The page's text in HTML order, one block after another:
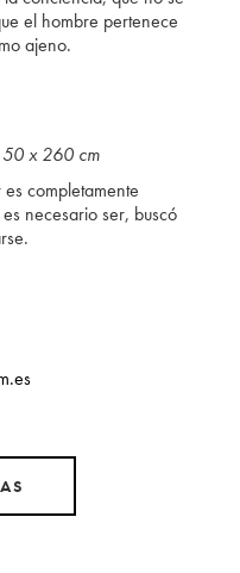
el hombre pertenece
ajeno.
50 x 260 cm
completamente
necesario ser, buscó